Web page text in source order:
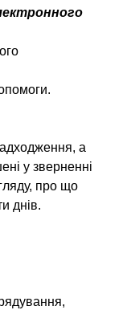
а
у зверненні
про що
днів.